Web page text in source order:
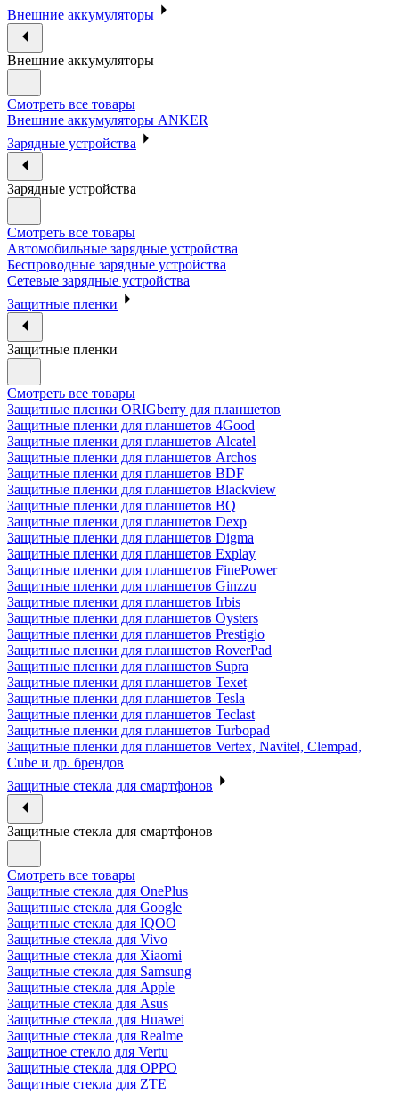
Внешние аккумуляторы
Внешние аккумуляторы
Смотреть все товары
Внешние аккумуляторы ANKER
Зарядные устройства
Зарядные устройства
Смотреть все товары
Автомобильные зарядные устройства
Беспроводные зарядные устройства
Сетевые зарядные устройства
Защитные пленки
Защитные пленки
Смотреть все товары
Защитные пленки ORIGberry для планшетов
Защитные пленки для планшетов 4Good
Защитные пленки для планшетов Alcatel
Защитные пленки для планшетов Archos
Защитные пленки для планшетов BDF
Защитные пленки для планшетов Blackview
Защитные пленки для планшетов BQ
Защитные пленки для планшетов Dexp
Защитные пленки для планшетов Digma
Защитные пленки для планшетов Explay
Защитные пленки для планшетов FinePower
Защитные пленки для планшетов Ginzzu
Защитные пленки для планшетов Irbis
Защитные пленки для планшетов Oysters
Защитные пленки для планшетов Prestigio
Защитные пленки для планшетов RoverPad
Защитные пленки для планшетов Supra
Защитные пленки для планшетов Texet
Защитные пленки для планшетов Tesla
Защитные пленки для планшетов Teclast
Защитные пленки для планшетов Turbopad
Защитные пленки для планшетов Vertex, Navitel, Clempad,
Cube и др. брендов
Защитные стекла для смартфонов
Защитные стекла для смартфонов
Смотреть все товары
Защитные стекла для OnePlus
Защитные стекла для Google
Защитные стекла для IQOO
Защитные стекла для Vivo
Защитные стекла для Xiaomi
Защитные стекла для Samsung
Защитные стекла для Apple
Защитные стекла для Asus
Защитные стекла для Huawei
Защитные стекла для Realme
Защитное стекло для Vertu
Защитные стекла для OPPO
Защитные стекла для ZTE